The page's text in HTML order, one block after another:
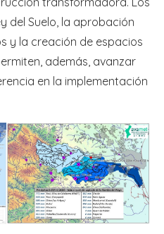
del Suelo, la aprobación
y la creación de espacios
además, avanzar
en la implementación